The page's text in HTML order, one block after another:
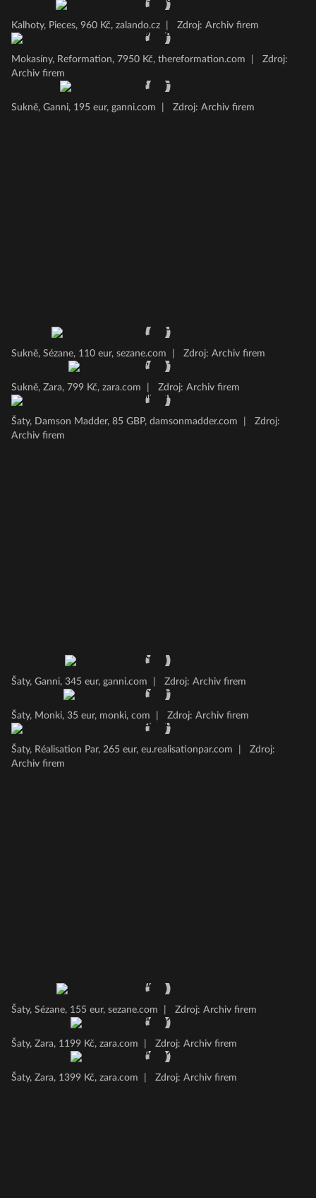
Kalhoty, Pieces, 960 Kč, zalando.cz Zdroj: Archiv firem
Mokasíny, Reformation, 7950 Kč, thereformation.com
Zdroj:
Archiv firem
Sukně, Ganni, 195 eur, ganni.com Zdroj: Archiv firem
Sukně, Sézane, 110 eur, sezane.com Zdroj: Archiv firem
Sukně, Zara, 799 Kč, zara.com Zdroj: Archiv firem
Šaty, Damson Madder, 85 GBP, damsonmadder.com
Zdroj:
Archiv firem
Šaty, Ganni, 345 eur, ganni.com Zdroj: Archiv firem
Šaty, Monki, 35 eur, monki, com Zdroj: Archiv firem
Šaty, Réalisation Par, 265 eur, eu.realisationpar.com
Zdroj:
Archiv firem
Šaty, Sézane, 155 eur, sezane.com Zdroj: Archiv firem
Šaty, Zara, 1199 Kč, zara.com Zdroj: Archiv firem
Šaty, Zara, 1399 Kč, zara.com Zdroj: Archiv firem